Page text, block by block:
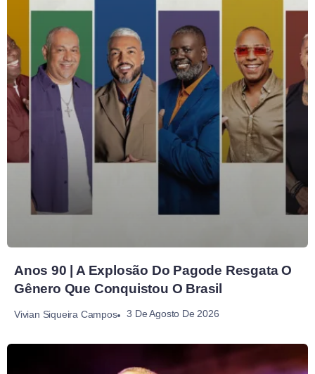
Anos 90 | A Explosão Do Pagode Resgata O
Gênero Que Conquistou O Brasil
Vivian Siqueira Campos 3 De Agosto De 2026